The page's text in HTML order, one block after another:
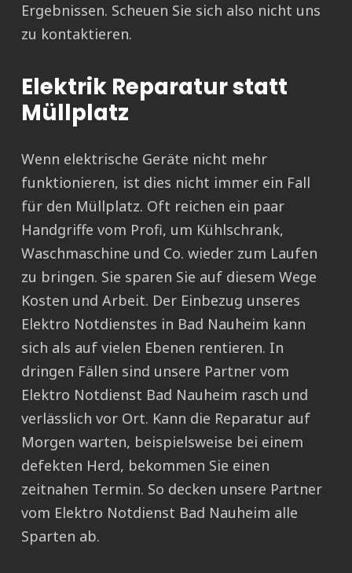
Ergebnissen. Scheuen Sie sich also nicht uns
zu kontaktieren.
Elektrik Reparatur statt
Müllplatz
Wenn elektrische Geräte nicht mehr
funktionieren, ist dies nicht immer ein Fall
für den Müllplatz. Oft reichen ein paar
Handgriffe vom Profi, um Kühlschrank,
Waschmaschine und Co. wieder zum Laufen
zu bringen. Sie sparen Sie auf diesem Wege
Kosten und Arbeit. Der Einbezug unseres
Elektro Notdienstes in Bad Nauheim kann
sich als auf vielen Ebenen rentieren. In
dringen Fällen sind unsere Partner vom
Elektro Notdienst Bad Nauheim rasch und
verlässlich vor Ort. Kann die Reparatur auf
Morgen warten, beispielsweise bei einem
defekten Herd, bekommen Sie einen
zeitnahen Termin. So decken unsere Partner
vom Elektro Notdienst Bad Nauheim alle
Sparten ab.